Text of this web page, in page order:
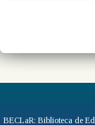
BECLaR: Biblioteca de